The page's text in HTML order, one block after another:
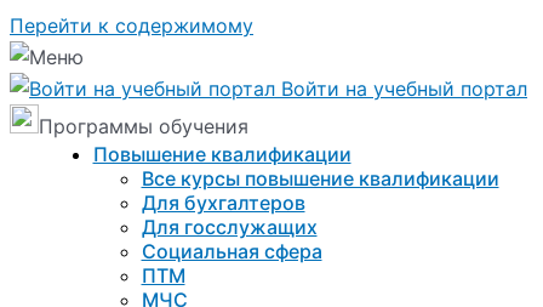
Перейти к содержимому
Войти на учебный портал
Программы обучения
Повышение квалификации
Все курсы повышение квалификации
Для бухгалтеров
Для госслужащих
Социальная сфера
ПТМ
МЧС